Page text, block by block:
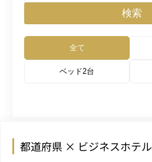
検索
全て
ベッド2台
都道府県 × ビジネスホテル